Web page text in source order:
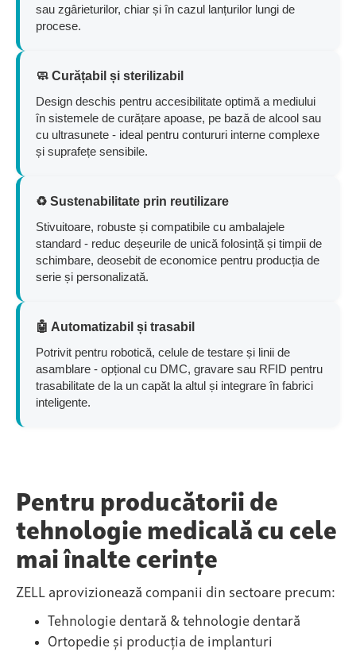
sau zgârieturilor, chiar și în cazul lanțurilor lungi de
procese.
🧼 Curățabil și sterilizabil
Design deschis pentru accesibilitate optimă a mediului
în sistemele de curățare apoase, pe bază de alcool sau
cu ultrasunete - ideal pentru contururi interne complexe
și suprafețe sensibile.
♻️ Sustenabilitate prin reutilizare
Stivuitoare, robuste și compatibile cu ambalajele
standard - reduc deșeurile de unică folosință și timpii de
schimbare, deosebit de economice pentru producția de
serie și personalizată.
🤖 Automatizabil și trasabil
Potrivit pentru robotică, celule de testare și linii de
asamblare - opțional cu DMC, gravare sau RFID pentru
trasabilitate de la un capăt la altul și integrare în fabrici
inteligente.
Pentru producătorii de
tehnologie medicală cu cele
mai înalte cerințe
ZELL aprovizionează companii din sectoare precum:
Tehnologie dentară & tehnologie dentară
Ortopedie și producția de implanturi